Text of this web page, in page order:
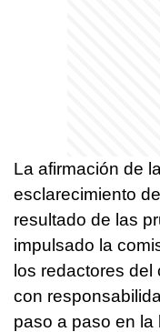
La afirmación de
esclarecimiento
resultado de las
impulsado la
los redactores
con
paso a paso en